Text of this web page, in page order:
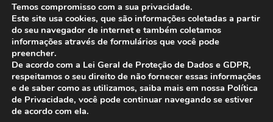
ANFIP - Associação Nacional dos Auditores
Fiscais da Receita Federal do Brasil.
Temos compromisso com a sua privacidade.
Este site usa cookies, que são informações coletadas a partir
do seu navegador de internet e também coletamos
informações através de formulários que você pode
preencher.
De acordo com a Lei Geral de Proteção de Dados e GDPR,
respeitamos o seu direito de não fornecer essas informações
e de saber como as utilizamos, saiba mais em nossa Política
de Privacidade, você pode continuar navegando se estiver
de acordo com ela.